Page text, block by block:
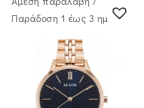
Παράδoση 1 έως 3 ημέρες